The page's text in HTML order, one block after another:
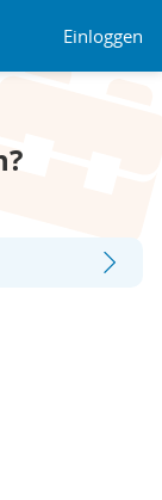
Einloggen